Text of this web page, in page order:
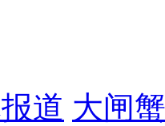
道 大闸